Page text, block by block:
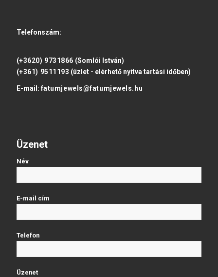
Telefonszám:
(+3620) 9731866 (Somlói István)
(+361) 9511193 (üzlet - elérhető nyitva tartási időben)
E-mail: fatumjewels@fatumjewels.hu
Üzenet
Név
E-mail cím
Telefon
Üzenet